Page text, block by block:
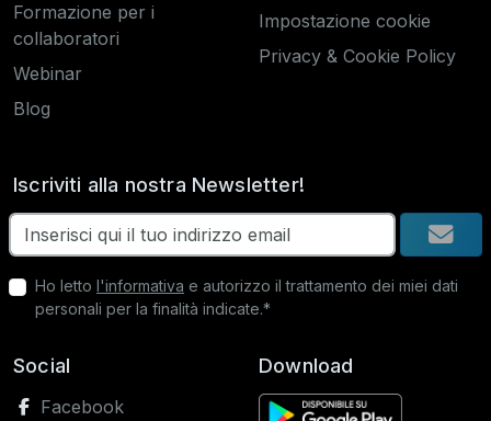
Formazione per i
collaboratori
Webinar
Blog
Impostazione cookie
Privacy & Cookie Policy
Iscriviti alla nostra Newsletter!
Ho letto l'informativa e autorizzo il trattamento dei miei dati
personali per la finalità indicate.*
Social
Facebook
Download